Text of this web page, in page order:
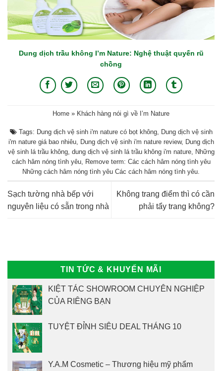
Dung dịch trầu không I’m Nature: Nghệ thuật quyến rũ
chồng
Home » Khách hàng nói gì về I’m Nature
Tags: Dung dịch vệ sinh i'm nature có bọt không,
Dung dịch vệ sinh
i'm nature giá bao nhiêu, Dung dịch vệ sinh i'm nature review, Dung dịch
vệ sinh lá trầu không, dung dịch vệ sinh lá trầu không i'm nature,
Những
cách hâm nóng tình yêu,
Remove term: Các cách hâm nóng tình yêu
Những cách hâm nóng tình yêu Các cách hâm nóng tình yêu
Sạch tường nhà bếp với
nguyên liệu có sẵn trong nhà
Không trang điểm thì có cần
phải tẩy trang không?
TIN TỨC & KHUYẾN MÃI
KIỆT TÁC SHOWROOM CHUYÊN NGHIỆP
CỦA RIÊNG BẠN
TUYỆT ĐỈNH SIÊU DEAL THÁNG 10
Y.A.M Cosmetic – Thương hiệu mỹ phẩm